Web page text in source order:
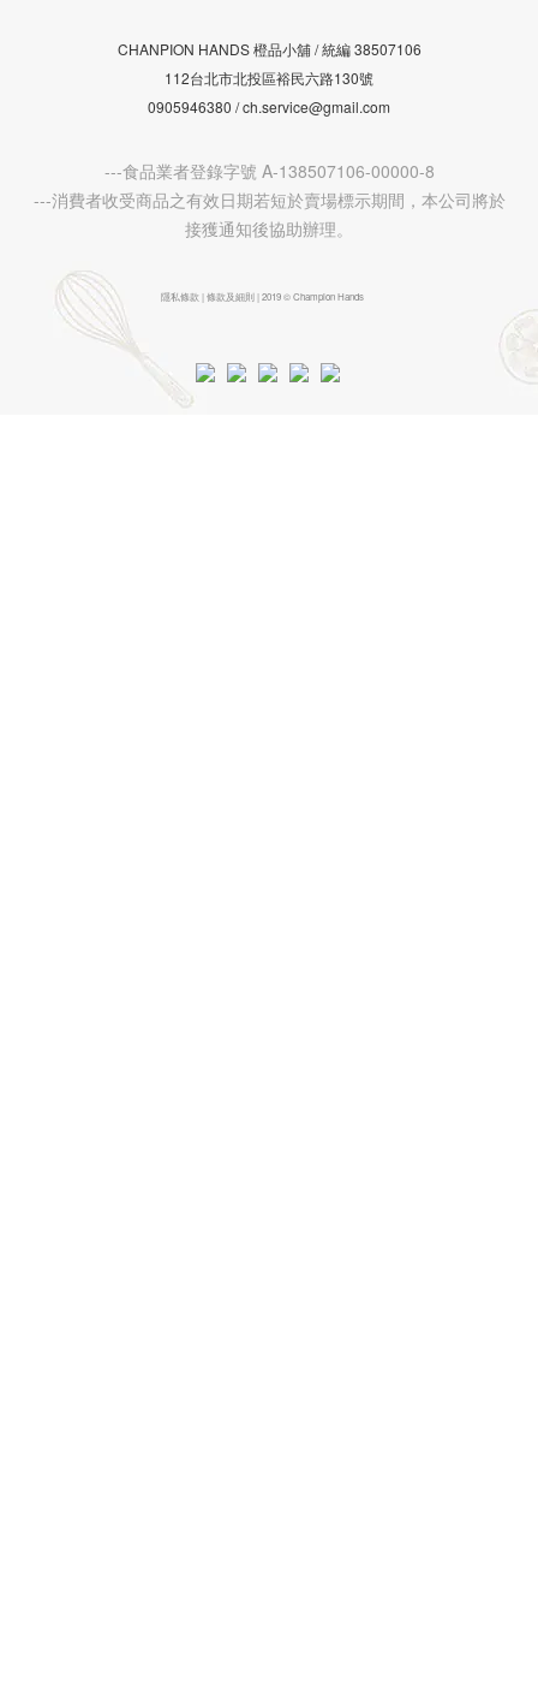
CHANPION HANDS 橙品小舖 /統編38507106
112台北市北投區裕民六路130號
0905946380 / ch.service@gmail.com
---食品業者登錄字號 A-138507106-00000-8
---消費者收受商品之有效日期若短於賣場標示期間，本公司將於
接獲通知後協助辦理。
隱私條款 | 條款及細則 | 2019 © Champion Hands